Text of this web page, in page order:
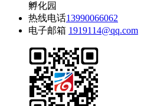
孵化园
热线电话13990066062
电子邮箱 1919114@qq.com